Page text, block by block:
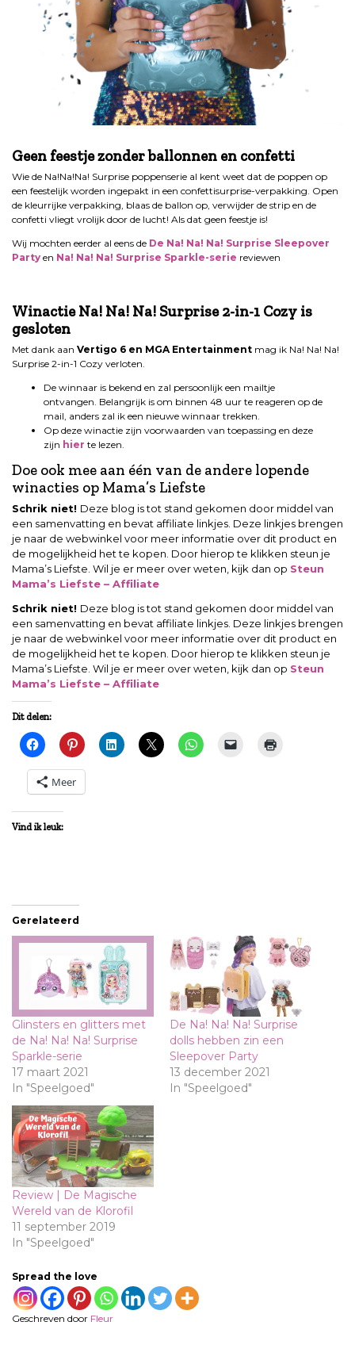
Geen feestje zonder ballonnen en confetti
Wie de Na!Na!Na! Surprise poppenserie al kent weet dat de poppen op
een feestelijk worden ingepakt in een confettisurprise-verpakking. Open
de kleurrijke verpakking, blaas de ballon op, verwijder de strip en de
confetti vliegt vrolijk door de lucht! Als dat geen feestje is!
Wij mochten eerder al eens de De Na! Na! Na! Surprise Sleepover
Party en Na! Na! Na! Surprise Sparkle-serie reviewen
Winactie Na! Na! Na! Surprise 2-in-1 Cozy is
gesloten
Met dank aan Vertigo 6 en MGA Entertainment mag ik Na! Na! Na!
Surprise 2-in-1 Cozy verloten.
De winnaar is bekend en zal persoonlijk een mailtje
ontvangen. Belangrijk is om binnen 48 uur te reageren op de
mail, anders zal ik een nieuwe winnaar trekken.
Op deze winactie zijn voorwaarden van toepassing en deze
zijn hier te lezen.
Doe ook mee aan één van de andere lopende
winacties op Mama’s Liefste
Schrik niet! Deze blog is tot stand gekomen door middel van
een samenvatting en bevat affiliate linkjes. Deze linkjes brengen
je naar de webwinkel voor meer informatie over dit product en
de mogelijkheid het te kopen. Door hierop te klikken steun je
Mama’s Liefste. Wil je er meer over weten, kijk dan op Steun
Mama’s Liefste – Affiliate
Schrik niet! Deze blog is tot stand gekomen door middel van
een samenvatting en bevat affiliate linkjes. Deze linkjes brengen
je naar de webwinkel voor meer informatie over dit product en
de mogelijkheid het te kopen. Door hierop te klikken steun je
Mama’s Liefste. Wil je er meer over weten, kijk dan op Steun
Mama’s Liefste – Affiliate
Dit delen:
Meer
Vind ik leuk:
Gerelateerd
Glinsters en glitters met
de Na! Na! Na! Surprise
Sparkle-serie
17 maart 2021
In "Speelgoed"
De Na! Na! Na! Surprise
dolls hebben zin een
Sleepover Party
13 december 2021
In "Speelgoed"
Review | De Magische
Wereld van de Klorofil
11 september 2019
In "Speelgoed"
Spread the love
Geschreven door Fleur